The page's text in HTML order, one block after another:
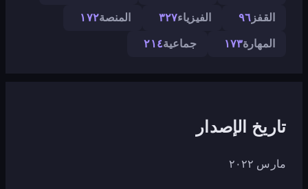
القفز٩٦ الفيزياء٣٢٧ المنصة١٧٢
المهارة١٧٣ جماعية٢١٤
تاريخ الإصدار
مارس ٢٠٢٢